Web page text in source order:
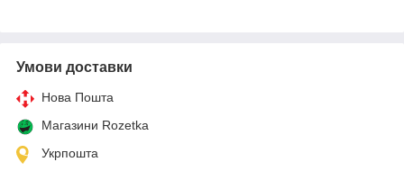
Умови доставки
Нова Пошта
Магазини Rozetka
Укрпошта